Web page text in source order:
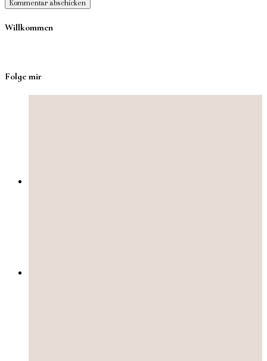
Willkommen
Folge mir